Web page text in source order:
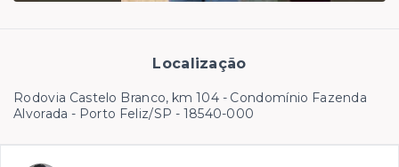
Localização
Rodovia Castelo Branco, km 104 - Condomínio Fazenda
Alvorada - Porto Feliz/SP - 18540-000